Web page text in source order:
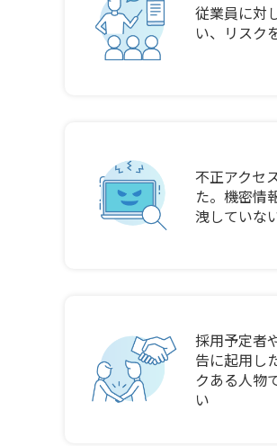
従業員に対
い、リスク
不正アクセ
た。機密情
洩していな
採用予定者
告に起用し
クある人物
い